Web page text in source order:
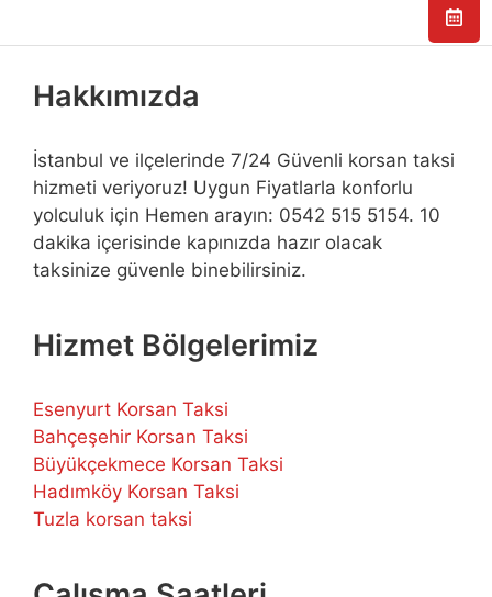
Hakkımızda
İstanbul ve ilçelerinde 7/24 Güvenli korsan taksi
hizmeti veriyoruz! Uygun Fiyatlarla konforlu
yolculuk için Hemen arayın: 0542 515 5154. 10
dakika içerisinde kapınızda hazır olacak
taksinize güvenle binebilirsiniz.
Hizmet Bölgelerimiz
Esenyurt Korsan Taksi
Bahçeşehir Korsan Taksi
Büyükçekmece Korsan Taksi
Hadımköy Korsan Taksi
Tuzla korsan taksi